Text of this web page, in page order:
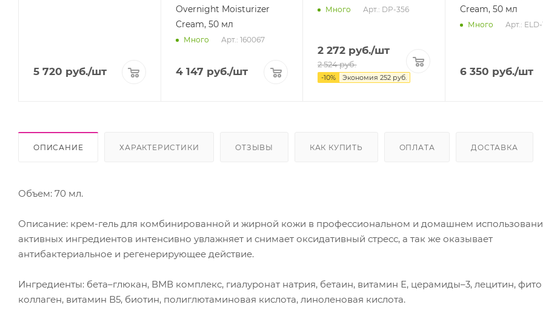
5 720 руб./шт
Overnight Moisturizer
Cream, 50 мл
Много Арт.: 160067
4 147 руб./шт
Много Арт.: DP-356
2 272 руб./шт
2 524руб.
-10% Экономия 252 руб.
Cream, 50 мл
Много Арт.: ELD-
6 350 руб./шт
ОПИСАНИЕ ХАРАКТЕРИСТИКИ ОТЗЫВЫ КАК КУПИТЬ ОПЛАТА ДОСТАВКА
Объем: 70 мл.
Описание: крем-гель для комбинированной и жирной кожи в профессиональном и домашнем
активных ингредиентов интенсивно увлажняет и снимает оксидативный стресс, а так же оказывает
антибактериальное и регенерирующее действие.
Ингредиенты: бета–глюкан, ВМВ комплекс, гиалуронат натрия, бетаин, витамин Е, церамиды–3, лецитин, фито
коллаген, витамин В5, биотин, полиглютаминовая кислота, линоленовая кислота.